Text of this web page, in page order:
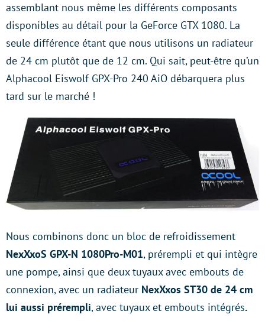
assemblant nous même les différents composants
disponibles au détail pour la GeForce GTX 1080. La
seule différence étant que nous utilisons un radiateur
de 24 cm plutôt que de 12 cm. Qui sait, peut-être qu’un
Alphacool Eiswolf GPX-Pro 240 AiO débarquera plus
tard sur le marché !
Nous combinons donc un bloc de refroidissement
NexXxoS GPX-N 1080Pro-M01, prérempli et qui intègre
une pompe, ainsi que deux tuyaux avec embouts de
connexion, avec un radiateur NexXxos ST30 de 24 cm
lui aussi prérempli, avec tuyaux et embouts intégrés.